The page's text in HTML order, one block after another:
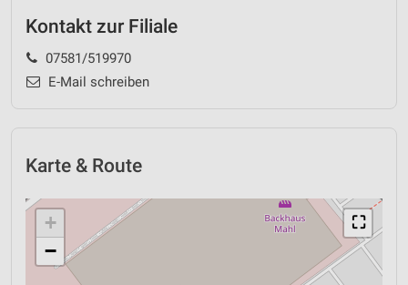
Kontakt zur Filiale
07581/519970
E-Mail schreiben
Karte & Route
⛶
+
−